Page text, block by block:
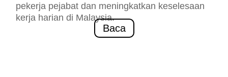
pekerja pejabat dan meningkatkan keselesaan
kerja harian di Malaysia.
Baca